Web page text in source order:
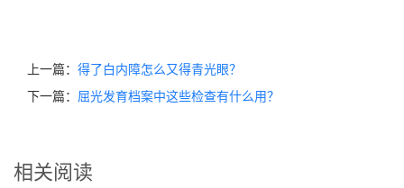
上一篇： 得了白内障怎么又得青光眼？
下一篇： 屈光发育档案中这些检查有什么用？
相关阅读